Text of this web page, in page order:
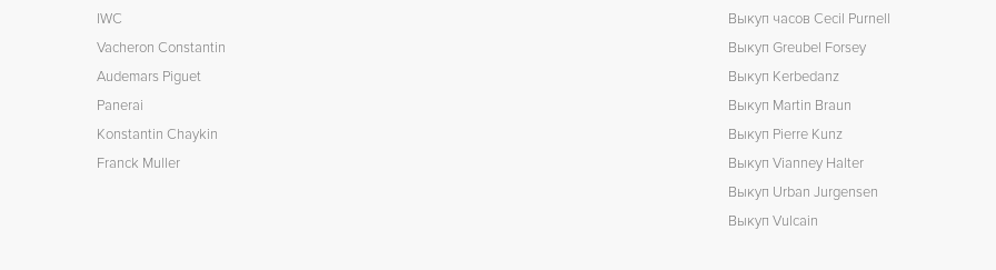
IWC
Vacheron Constantin
Audemars Piguet
Panerai
Konstantin Chaykin
Franck Muller
Выкуп часов Cecil Purnell
Выкуп Greubel Forsey
Выкуп Kerbedanz
Выкуп Martin Braun
Выкуп Pierre Kunz
Выкуп Vianney Halter
Выкуп Urban Jurgensen
Выкуп Vulcain